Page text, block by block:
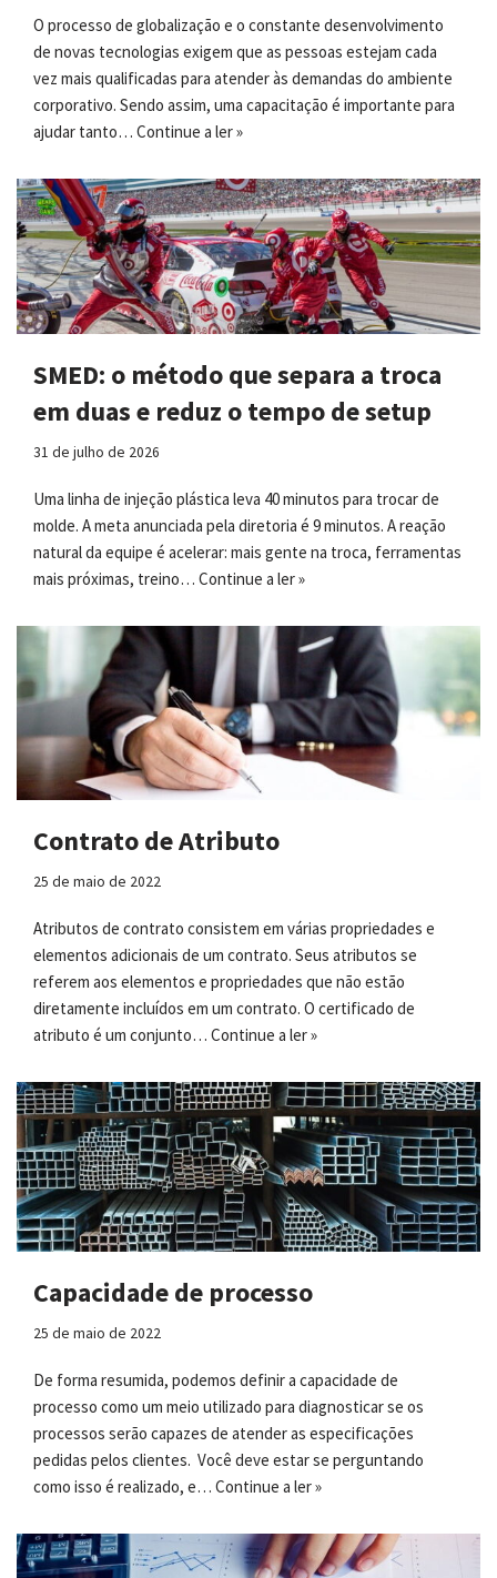
O processo de globalização e o constante desenvolvimento
de novas tecnologias exigem que as pessoas estejam cada
vez mais qualificadas para atender às demandas do ambiente
corporativo. Sendo assim, uma capacitação é importante para
ajudar tanto… Continue a ler »
SMED: o método que separa a troca
em duas e reduz o tempo de setup
31 de julho de 2026
Uma linha de injeção plástica leva 40 minutos para trocar de
molde. A meta anunciada pela diretoria é 9 minutos. A reação
natural da equipe é acelerar: mais gente na troca, ferramentas
mais próximas, treino… Continue a ler »
Contrato de Atributo
25 de maio de 2022
Atributos de contrato consistem em várias propriedades e
elementos adicionais de um contrato. Seus atributos se
referem aos elementos e propriedades que não estão
diretamente incluídos em um contrato. O certificado de
atributo é um conjunto… Continue a ler »
Capacidade de processo
25 de maio de 2022
De forma resumida, podemos definir a capacidade de
processo como um meio utilizado para diagnosticar se os
processos serão capazes de atender as especificações
pedidas pelos clientes. Você deve estar se perguntando
como isso é realizado, e… Continue a ler »